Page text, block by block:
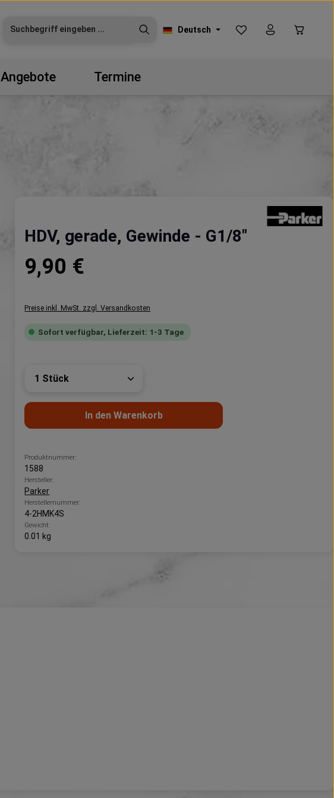
Deutsch
Du hast 0 Produkte
Angebote Termine
HDV, gerade, Gewinde - G1/8"
9,90 €
Preise inkl. MwSt. zzgl. Versandkosten
Sofort verfügbar, Lieferzeit: 1-3 Tage
Produkt Anzahl: Gib den gewünschten Wert
In den Warenkorb
Produktnummer:
1588
Hersteller:
Parker
Herstellernummer:
4-2HMK4S
Gewicht:
0.01 kg